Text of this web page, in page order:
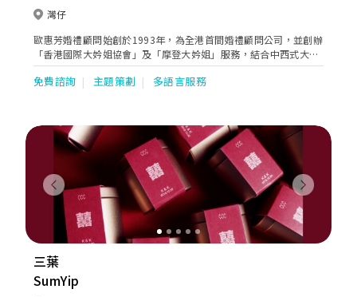
灣仔
歐惠芳婚禮顧問始創於1993年，為全港首間婚禮顧問公司，並創辦
「香港國際大妗姐協會」及「摩登大妗姐」服務，結合中西式大妗
姐與西方婚禮的習俗，為新人提供「一站式」中西婚禮顧問服務。
免費諮詢 主題策劃 多語言服務
Previous Next
三葉
SumYip